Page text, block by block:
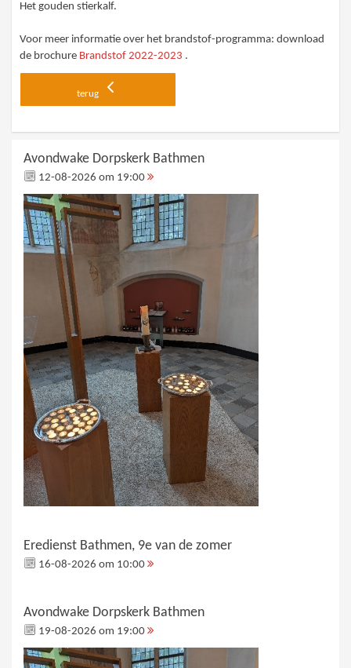
Het gouden stierkalf.
Voor meer informatie over het brandstof-programma: download
de brochure Brandstof 2022-2023 .
terug
Avondwake Dorpskerk Bathmen
12-08-2026 om 19:00
Eredienst Bathmen, 9e van de zomer
16-08-2026 om 10:00
Avondwake Dorpskerk Bathmen
19-08-2026 om 19:00